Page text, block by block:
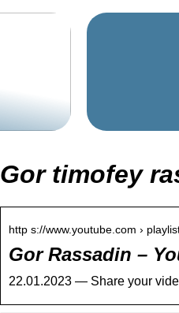
Gor timofey
http s://www.youtube.com ›
Gor Rassadin –
22.01.2023 — Share your